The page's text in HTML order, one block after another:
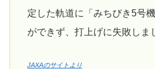
定した軌道に「みちびき5号
ができず、打上げに失敗しま
JAXAのサイトより